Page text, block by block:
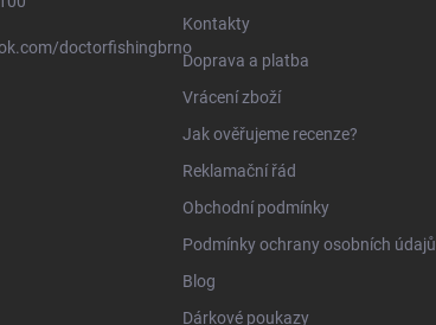
doctorfishingbrno
Kontakty
Doprava a platba
Vrácení zboží
Jak ověřujeme recenze?
Reklamační řád
Obchodní podmínky
Podmínky ochrany osobních údajů
Blog
Dárkové poukazy